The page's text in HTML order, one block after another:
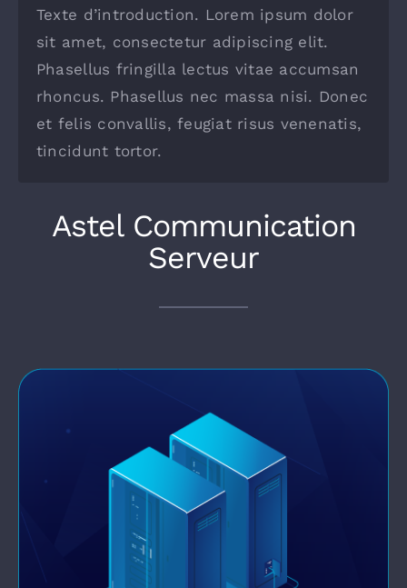
Extranet
Texte d’introduction. Lorem ipsum dolor
sit amet, consectetur adipiscing elit.
Phasellus fringilla lectus vitae accumsan
rhoncus. Phasellus nec massa nisi. Donec
et felis convallis, feugiat risus venenatis,
tincidunt tortor.
Astel Communication
Serveur